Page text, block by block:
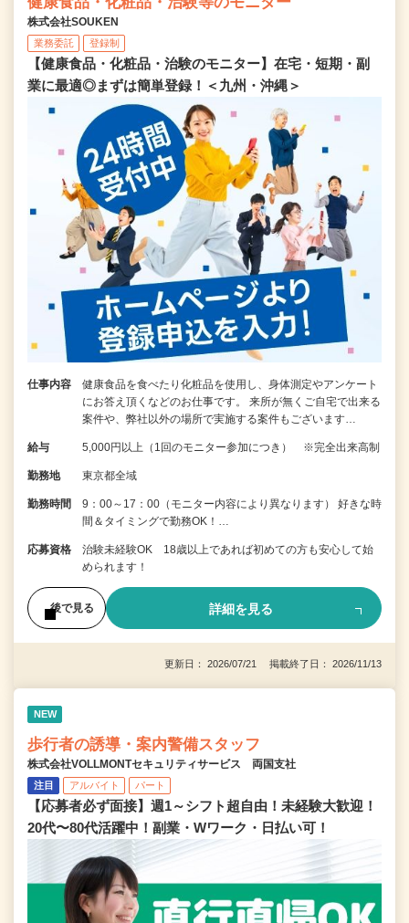
株式会社SOUKEN
業務委託 登録制
【健康食品・化粧品・治験のモニター】在宅・短期・副
業に最適◎まずは簡単登録！＜九州・沖縄＞
仕事内容
健康食品を食べたり化粧品を使用し、身体測定やアンケート
にお答え頂くなどのお仕事です。 来所が無くご自宅で出来る
案件や、弊社以外の場所で実施する案件もございます…
給与 5,000円以上（1回のモニター参加につき） ※完全出来高制
勤務地 東京都全域
勤務時間
9：00～17：00（モニター内容により異なります） 好きな時
間＆タイミングで勤務OK！…
応募資格
治験未経験OK 18歳以上であれば初めての方も安心して始
められます！
後で見る 詳細を見る
更新日： 2026/07/21 掲載終了日： 2026/11/13
NEW
歩行者の誘導・案内警備スタッフ
株式会社VOLLMONTセキュリティサービス 両国支社
注目 アルバイト パート
【応募者必ず面接】週1～シフト超自由！未経験大歓迎！
20代〜80代活躍中！副業・Wワーク・日払い可！